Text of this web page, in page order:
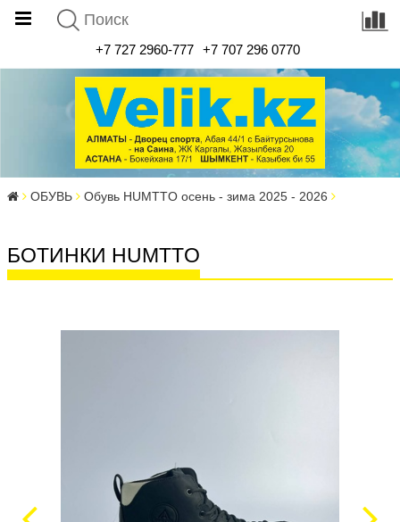
+7 727 2960-777 +7 707 296 0770
ОБУВЬ Обувь HUMTTO осень - зима 2025 - 2026
БОТИНКИ HUMTTO